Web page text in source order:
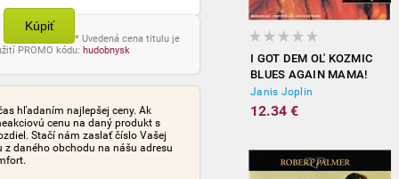
Kúpiť
* Uvedená cena titulu je
PROMO kódu: hudobnysk
hľadaním najlepšej ceny. Ak
cenu na daný produkt s
Stačí nám zaslať číslo Vašej
daného obchodu na nášu adresu
I GOT DEM OL' KOZMIC
BLUES AGAIN MAMA!
Janis Joplin
12.34 €